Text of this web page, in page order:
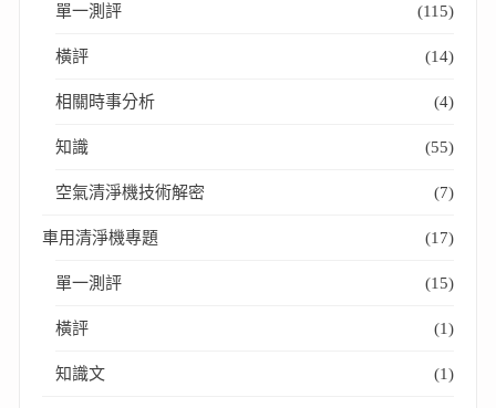
單一測評 (115)
橫評 (14)
相關時事分析 (4)
知識 (55)
空氣清淨機技術解密 (7)
車用清淨機專題 (17)
單一測評 (15)
橫評 (1)
知識文 (1)